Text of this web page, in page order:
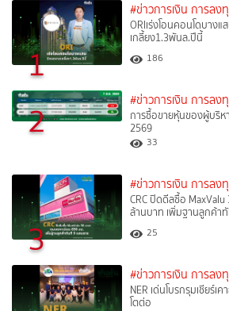
1
#ข่าวการเงิน การลง
ORIเร่งโอนคอนโดบาง
เกลี้ยง1.3พันล.ปีนี้
186
2 #ข่าวการเงิน การลง
การซื้อขายหุ้นของผู้บริห
2569
33
3
#ข่าวการเงิน การลง
CRC ปิดดีลซื้อ
ล้านบาท เพิ่มฐานลูกค้า
25
#ข่าวการเงิน การลง
NER เด่นโบรกรุมเชียร์เ
โตต่อ